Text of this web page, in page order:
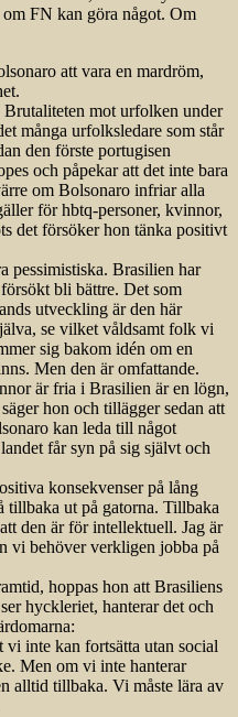
FN kan göra något. Om
att vara en mardröm,
mot urfolken under
många urfolksledare som står
den förste portugisen
och påpekar att det inte bara
om Bolsonaro infriar alla
för hbtq-personer, kvinnor,
det försöker hon tänka positivt
pessimistiska. Brasilien har
bli bättre. Det som
utveckling är den här
se vilket våldsamt folk vi
sig bakom idén om en
Men den är omfattande.
är fria i Brasilien är en lögn,
hon och tillägger sedan att
kan leda till något
får syn på sig självt och
konsekvenser på lång
tillbaka ut på gatorna. Tillbaka
den är för intellektuell. Jag är
vi behöver verkligen jobba på
hoppas hon att Brasiliens
hyckleriet, hanterar det och
vi inte kan fortsätta utan social
Men om vi inte hanterar
alltid tillbaka. Vi måste lära av